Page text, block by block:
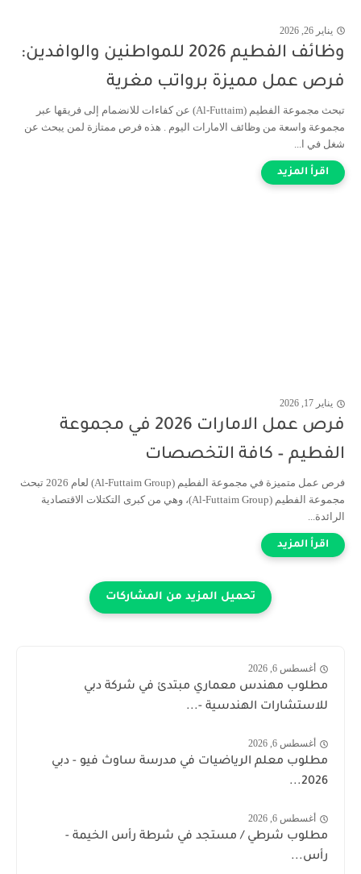
يناير 26, 2026
وظائف الفطيم 2026 للمواطنين والوافدين:
فرص عمل مميزة برواتب مغرية
تبحث مجموعة الفطيم (Al-Futtaim) عن كفاءات للانضمام إلى فريقها عبر
مجموعة واسعة من وظائف الامارات اليوم . هذه فرص ممتازة لمن يبحث عن
شغل في ا...
يناير 17, 2026
فرص عمل الامارات 2026 في مجموعة
الفطيم – كافة التخصصات
فرص عمل متميزة في مجموعة الفطيم (Al-Futtaim Group) لعام 2026 تبحث
مجموعة الفطيم (Al-Futtaim Group)، وهي من كبرى التكتلات الاقتصادية
الرائدة...
أغسطس 6, 2026
مطلوب مهندس معماري مبتدئ في شركة دبي
للاستشارات الهندسية -...
أغسطس 6, 2026
مطلوب معلم الرياضيات في مدرسة ساوث فيو - دبي
2026...
أغسطس 6, 2026
مطلوب شرطي / مستجد في شرطة رأس الخيمة -
رأس...